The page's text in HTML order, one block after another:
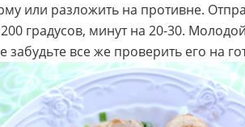
или разложить на противне.
градусов, минут на 20-30.
забудьте все же проверить его на